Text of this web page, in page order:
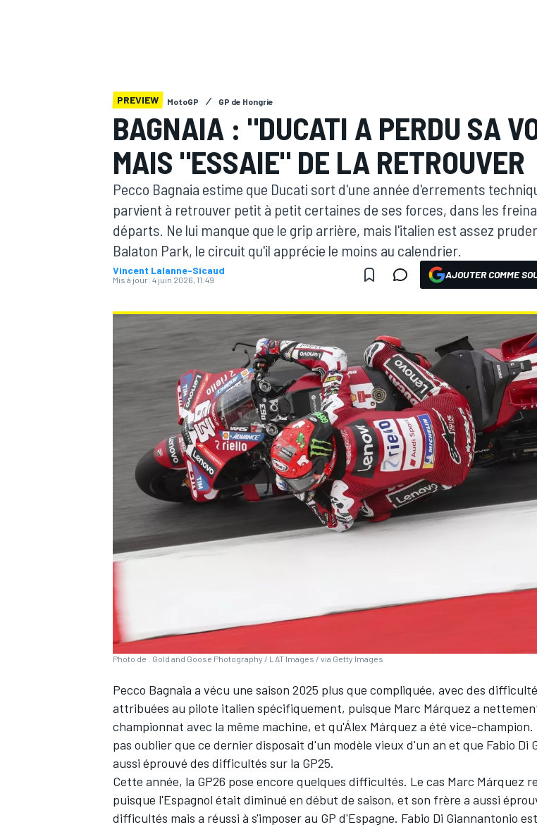
MOTOGP
WRC
PREVIEW MotoGP GP de Hongrie
BAGNAIA : "DUCATI A PERDU SA
MAIS "ESSAIE" DE LA RETROUVER
Pecco Bagnaia estime que Ducati sort d'une année d'errements
parvient à retrouver petit à petit certaines de ses forces, dans les
départs. Ne lui manque que le grip arrière, mais l'italien est assez
Balaton Park, le circuit qu'il apprécie le moins au calendrier.
Vincent Lalanne-Sicaud
Mis à jour: 4 juin 2026, 11:49 AJOUTER COMME
Photo de : Gold and Goose Photography / LAT Images / via Getty Images
Pecco Bagnaia a vécu une saison 2025 plus que compliquée, avec des
attribuées au pilote italien spécifiquement, puisque Marc Márquez a
championnat avec la même machine, et qu'Álex Márquez a été vice-champion.
pas oublier que ce dernier disposait d'un modèle vieux d'un an et que Fabio Di
aussi éprouvé des difficultés sur la GP25.
Cette année, la GP26 pose encore quelques difficultés. Le cas Marc Márquez
puisque l'Espagnol était diminué en début de saison, et son frère a aussi
difficultés mais a réussi à s'imposer au GP d'Espagne. Fabio Di Giannantonio